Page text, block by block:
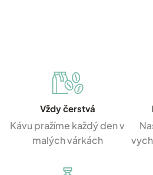
Vždy čerstvá
Kávu pražíme každý den v
malých várkách